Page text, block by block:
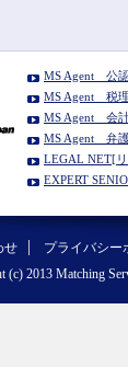
MS Agent 公
MS Agent 税
MS Agent 会
MS Agent 弁
LEGAL NET[
EXPERT
せ プライバシー
2013 Matching